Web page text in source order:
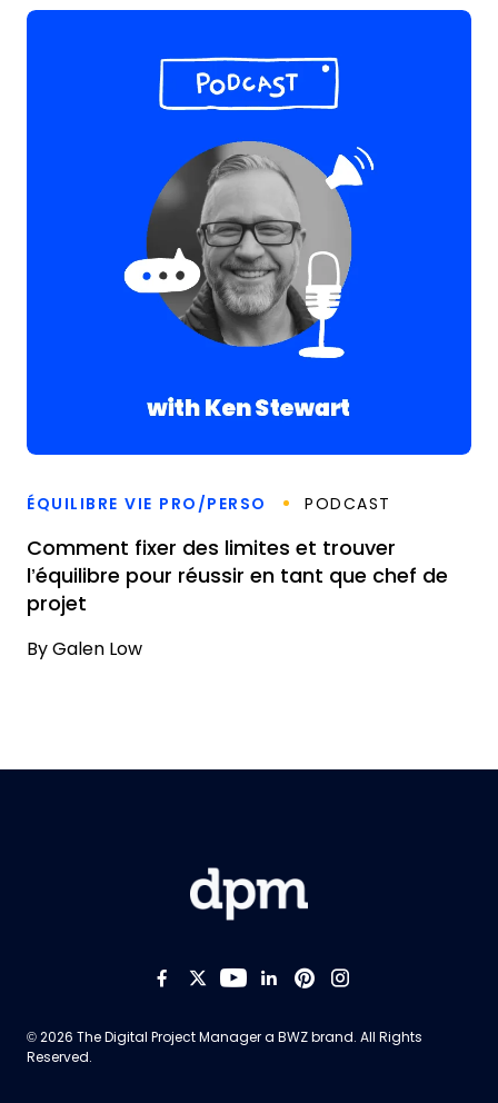
ÉQUILIBRE VIE PRO/PERSO PODCAST
Comment fixer des limites et trouver
l’équilibre pour réussir en tant que chef de
projet
By Galen Low
Like us on Facebook
Follow us on Twitter
Follow us on
Add us on
Follow us on
Follow us
© 2026 The Digital Project Manager a BWZOpens new window
brand. All Rights
Reserved.